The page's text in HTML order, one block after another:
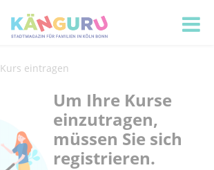
Kurs eintragen
Um Ihre Kurse
einzutragen,
müssen Sie sich
registrieren.